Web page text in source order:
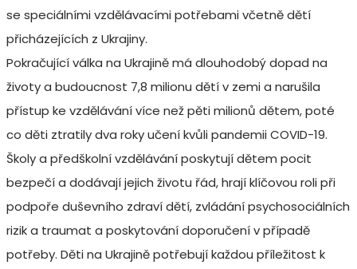
se speciálními vzdělávacími potřebami včetně dětí
přicházejících z Ukrajiny.
Pokračující válka na Ukrajině má dlouhodobý dopad na
životy a budoucnost 7,8 milionu dětí v zemi a narušila
přístup ke vzdělávání více než pěti milionů dětem, poté
co děti ztratily dva roky učení kvůli pandemii COVID-19.
Školy a předškolní vzdělávání poskytují dětem pocit
bezpečí a dodávají jejich životu řád, hrají klíčovou roli při
podpoře duševního zdraví dětí, zvládání psychosociálních
rizik a traumat a poskytování doporučení v případě
potřeby. Děti na Ukrajině potřebují každou příležitost k